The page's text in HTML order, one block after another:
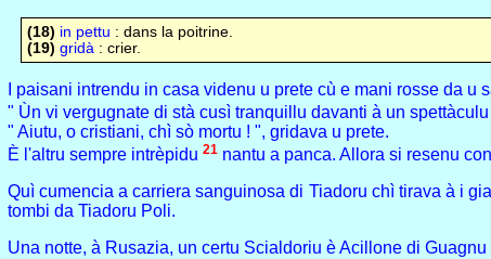
(18) in pettu : dans la poitrine.
(19) gridà : crier.
I paisani intrendu in casa videnu u prete cù e mani rosse da
" Ùn vi vergugnate di stà cusì tranquillu davanti à un
" Aiutu, o cristiani, chì sò mortu ! ", gridava u prete.
È l'altru sempre intrèpidu 21 nantu a panca. Allora si resenu
Quì cumencia a carriera sanguinosa di Tiadoru chì tirava à i
tombi da Tiadoru Poli.
Una notte, à Rusazia, un certu Scialdoriu è Acillone di